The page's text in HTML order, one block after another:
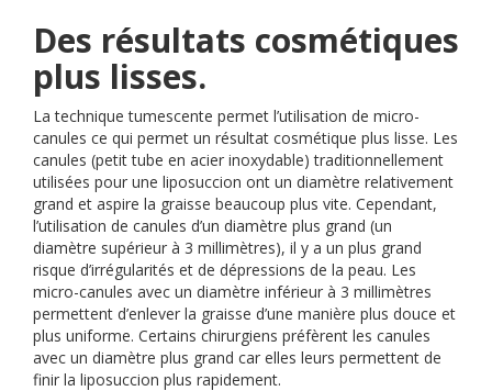
Des résultats cosmétiques
plus lisses.
La technique tumescente permet l’utilisation de micro-
canules ce qui permet un résultat cosmétique plus lisse. Les
canules (petit tube en acier inoxydable) traditionnellement
utilisées pour une liposuccion ont un diamètre relativement
grand et aspire la graisse beaucoup plus vite. Cependant,
l’utilisation de canules d’un diamètre plus grand (un
diamètre supérieur à 3 millimètres), il y a un plus grand
risque d’irrégularités et de dépressions de la peau. Les
micro-canules avec un diamètre inférieur à 3 millimètres
permettent d’enlever la graisse d’une manière plus douce et
plus uniforme. Certains chirurgiens préfèrent les canules
avec un diamètre plus grand car elles leurs permettent de
finir la liposuccion plus rapidement.